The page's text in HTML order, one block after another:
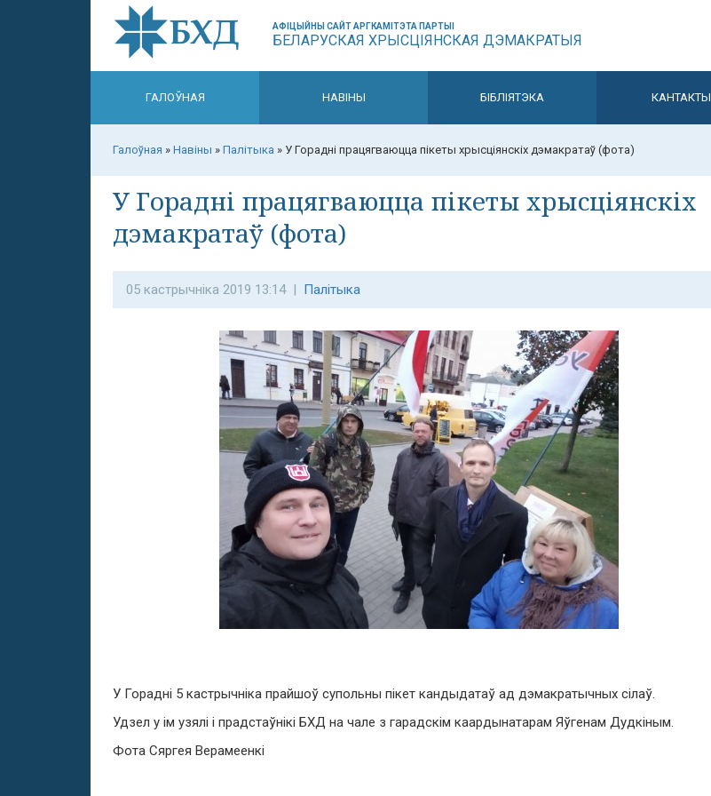
АФІЦЫЙНЫ САЙТ АРГКАМІТЭТА ПАРТЫІ
БЕЛАРУСКАЯ ХРЫСЦІЯНСКАЯ ДЭМАКРАТЫЯ
ГАЛОЎНАЯ НАВІНЫ БІБЛІЯТЭКА КАНТАКТЫ
Галоўная » Навіны » Палітыка » У Горадні працягваюцца пікеты хрысціянскіх дэмакратаў (фота)
У Горадні працягваюцца пікеты хрысціянскіх
дэмакратаў (фота)
05 кастрычніка 2019 13:14 | Палітыка
У Горадні 5 кастрычніка прайшоў супольны пікет кандыдатаў ад дэмакратычных сілаў.
Удзел у ім узялі і прадстаўнікі БХД на чале з гарадскім каардынатарам Яўгенам Дудкіным.
Фота Сяргея Верамеенкі